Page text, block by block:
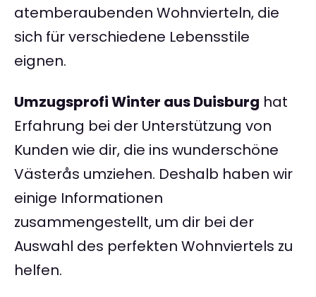
atemberaubenden Wohnvierteln, die
sich für verschiedene Lebensstile
eignen.
Umzugsprofi Winter aus Duisburg hat
Erfahrung bei der Unterstützung von
Kunden wie dir, die ins wunderschöne
Västerås umziehen. Deshalb haben wir
einige Informationen
zusammengestellt, um dir bei der
Auswahl des perfekten Wohnviertels zu
helfen.